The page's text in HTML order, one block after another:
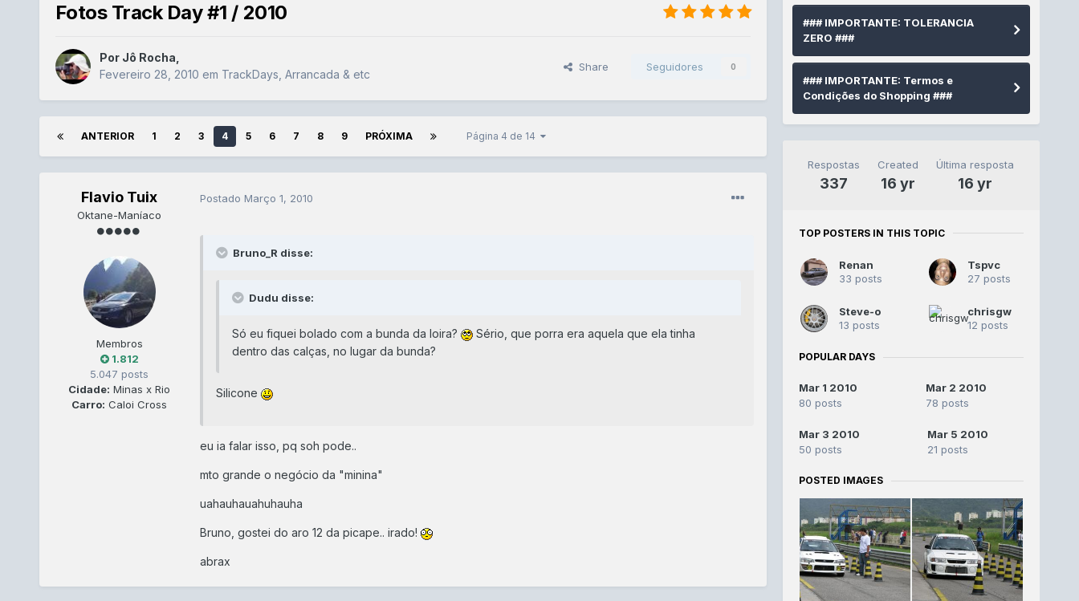
Fotos Track Day #1 / 2010
Por Jô Rocha
Fevereiro 28, 2010 em TrackDays, Arrancada & etc
Share Seguidores 0
ANTERIOR 1 2 3 4 5 6 7 8 9 PRÓXIMA Página 4 de 14
Flavio Tuix
Oktane-Maníaco
Membros
1.812
5.047 posts
Cidade: Minas x Rio
Carro: Caloi Cross
Postado Março 1, 2010
Bruno_R disse:
Dudu disse:
Só eu fiquei bolado com a bunda da loira?
Sério, que porra era aquela que ela tinha
dentro das calças, no lugar da bunda?
Silicone
eu ia falar isso, pq soh pode..
mto grande o negócio da "minina"
uahauhauahuhauha
Bruno, gostei do aro 12 da picape.. irado!
abrax
### IMPORTANTE: TOLERANCIA
ZERO ###
### IMPORTANTE: Termos e
Condições do Shopping ###
Respostas
337
Created
16 yr
Última resposta
16 yr
TOP POSTERS IN THIS TOPIC
Renan
33 posts
Tspvc
27 posts
Steve-o
13 posts
chrisgw
12 posts
POPULAR DAYS
Mar 1 2010
80 posts
Mar 2 2010
78 posts
Mar 3 2010
50 posts
Mar 5 2010
21 posts
POSTED IMAGES